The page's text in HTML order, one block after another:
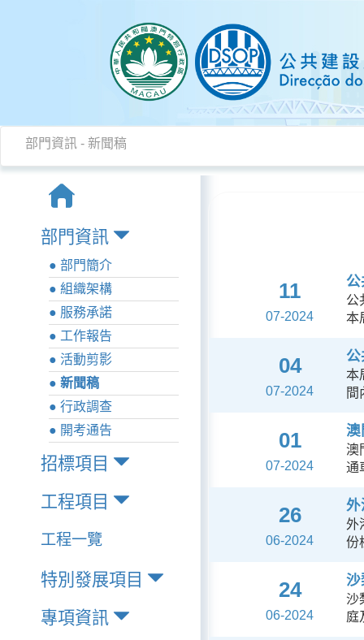
部門資訊 - 新聞稿
部門資訊
● 部門簡介
● 組織架構
● 服務承諾
● 工作報告
● 活動剪影
● 新聞稿
● 行政調查
● 開考通告
招標項目
工程項目
工程一覽
特別發展項目
專項資訊
11
07-2024
公
公
本
04
07-2024
公
本
間
01
07-2024
澳
澳
通
26
06-2024
外
外
份
24
06-2024
沙
沙
庭